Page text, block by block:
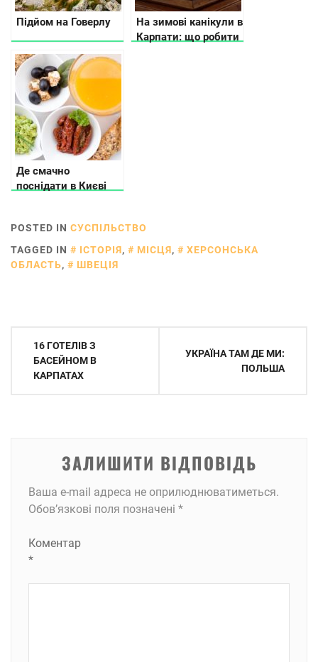
Підйом на Говерлу
На зимові канікули в
Карпати: що робити
Де смачно
поснідати в Києві
POSTED IN СУСПІЛЬСТВО
TAGGED IN
ІСТОРІЯ, МІСЦЯ,
ХЕРСОНСЬКА
ОБЛАСТЬ, ШВЕЦІЯ
Навігація
записів
16 ГОТЕЛІВ З
БАСЕЙНОМ В
КАРПАТАХ
УКРАЇНА ТАМ ДЕ МИ:
ПОЛЬША
ЗАЛИШИТИ ВІДПОВІДЬ
Ваша e-mail адреса не оприлюднюватиметься.
Обов’язкові поля позначені *
Коментар
*